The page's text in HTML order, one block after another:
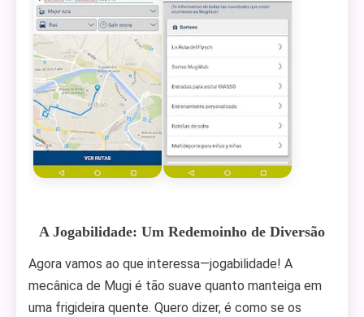
A Jogabilidade: Um Redemoinho de Diversão
Agora vamos ao que interessa—jogabilidade! A
mecânica de Mugi é tão suave quanto manteiga em
uma frigideira quente. Quero dizer, é como se os